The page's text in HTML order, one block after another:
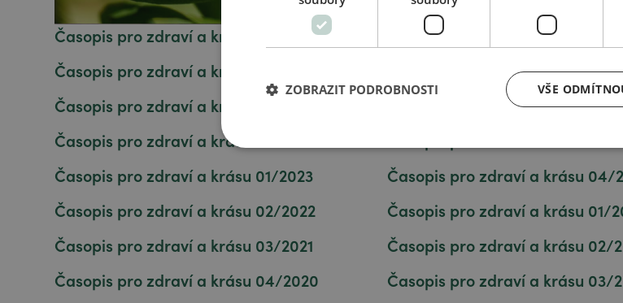
Časopis pro zdraví a krásu 01/2026
Časopis pro zdraví a krásu 02/2025 Časopis pro zdraví a krásu 01/
Časopis pro zdraví a krásu 03/2024
Časopis pro zdraví a krásu 02/
Časopis pro zdraví a krásu 04/2023
Časopis pro zdraví a krásu 01/2023
Časopis pro zdraví a krásu 04/
Časopis pro zdraví a krásu 02/2022
Časopis pro zdraví a krásu 01/
Časopis pro zdraví a krásu 03/2021
Časopis pro zdraví a krásu 02/
Časopis pro zdraví a krásu 04/2020
Časopis pro zdraví a krásu 03/
VŠE
ZOBRAZIT PODROBNOSTI